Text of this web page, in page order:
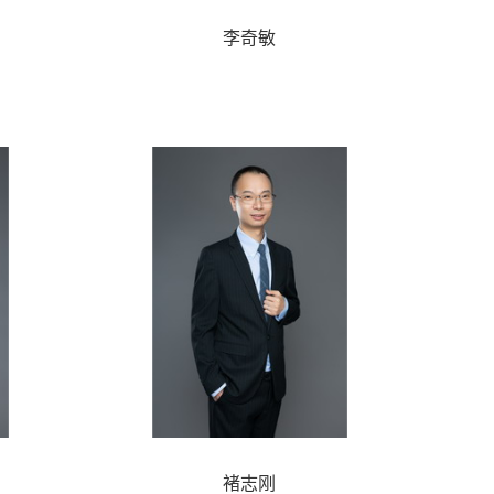
李奇敏
褚志刚